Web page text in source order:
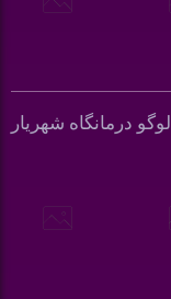
لوگو درمانگاه شهریار